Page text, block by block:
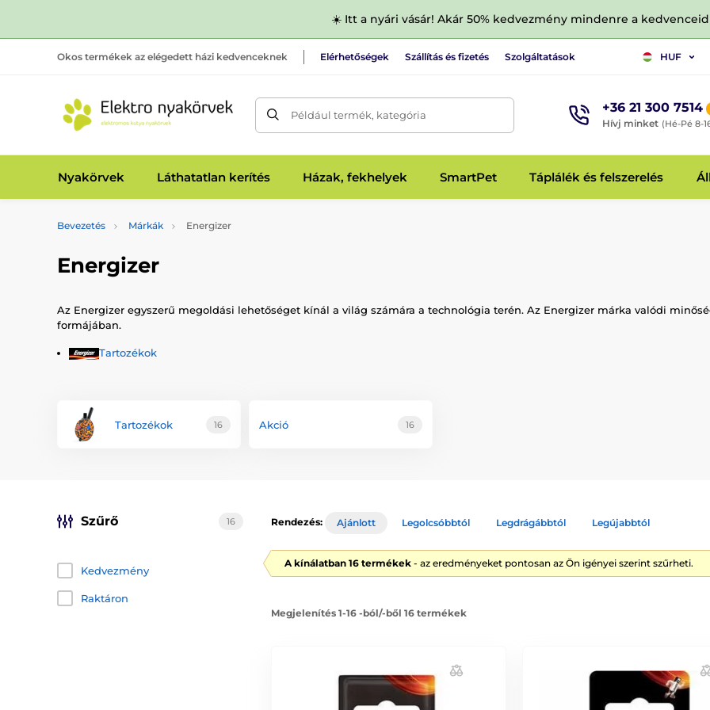
☀️ Itt a nyári vásár! Akár 50% kedvezmény mindenre a
Okos termékek az elégedett házi kedvenceknek Elérhetőségek Szállítás és fizetés Szolgáltatások HUF
Például termék, kategória +36 21 300 7514
Hívj minket (Hé-Pé 8-
Nyakörvek Láthatatlan kerítés Házak, fekhelyek SmartPet Táplálék és felszerelés
Bevezetés Márkák Energizer
Energizer
Az Energizer egyszerű megoldási lehetőséget kínál a világ számára a technológia terén. Az Energizer márka valódi
formájában.
Tartozékok
Tartozékok 16 Akció 16
Szűrő 16
Kedvezmény
Raktáron
Rendezés: Ajánlott Legolcsóbbtól Legdrágábbtól Legújabbtól
A kínálatban 16 termékek - az eredményeket pontosan az Ön igényei szerint szűrheti.
Megjelenítés 1-16 -ból/-ből 16 termékek